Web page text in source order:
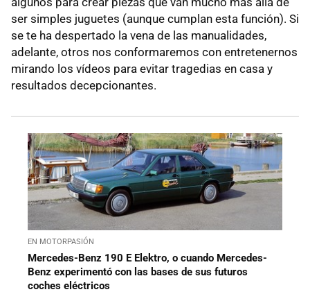
ser simples juguetes (aunque cumplan esta función). Si
se te ha despertado la vena de las manualidades,
adelante, otros nos conformaremos con entretenernos
mirando los vídeos para evitar tragedias en casa y
resultados decepcionantes.
EN MOTORPASIÓN
Mercedes-Benz 190 E Elektro, o cuando Mercedes-
Benz experimentó con las bases de sus futuros
coches eléctricos